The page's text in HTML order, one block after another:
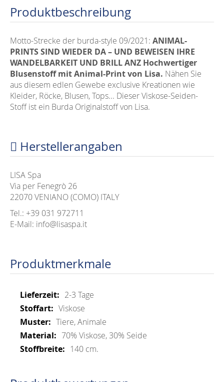
Produktbeschreibung
Motto-Strecke der burda-style 09/2021: ANIMAL-
PRINTS SIND WIEDER DA – UND BEWEISEN IHRE
WANDELBARKEIT UND BRILL ANZ Hochwertiger
Blusenstoff mit Animal-Print von Lisa. Nähen Sie
aus diesem edlen Gewebe exclusive Kreationen wie
Kleider, Röcke, Blusen, Tops... Dieser Viskose-Seiden-
Stoff ist ein Burda Originalstoff von Lisa.
Herstellerangaben
LISA Spa
Via per Fenegrò 26
22070 VENIANO (COMO) ITALY
Tel.: +39 031 972711
E-Mail: info@lisaspa.it
Produktmerkmale
Mehr
Informationen
2-3 Tage
Viskose
Tiere, Animale
70% Viskose, 30% Seide
140 cm.